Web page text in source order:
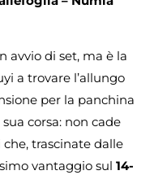
avvio di set, ma è la
a trovare l’allungo
per la panchina
corsa: non cade
trascinate dalle
vantaggio sul 14-